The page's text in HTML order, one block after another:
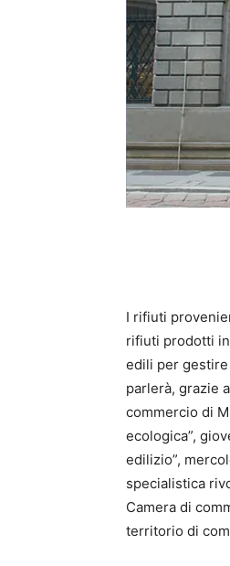
I rifiuti
rifiuti prodotti
edili per gestire
parlerà, grazie
commercio di
ecologica”,
edilizio”,
specialistica
Camera di
territorio di